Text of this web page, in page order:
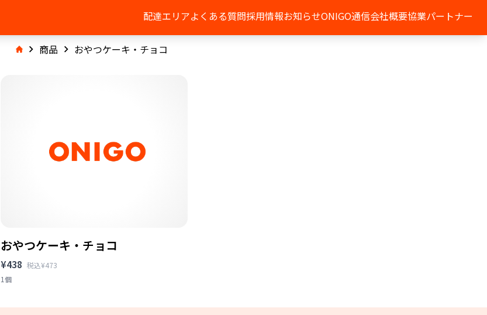
配達エリアよくある質問採用情報お知らせONIGO通信会社概要協業パートナー
商品 おやつケーキ・チョコ
おやつケーキ・チョコ
¥438 税込¥473
1個